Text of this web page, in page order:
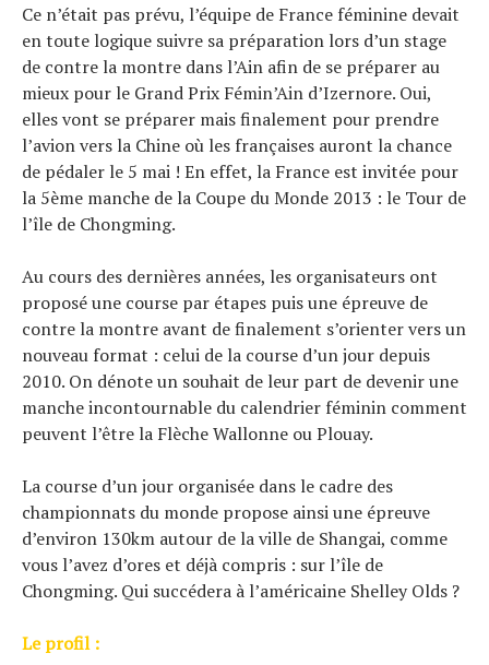
Ce n’était pas prévu, l’équipe de France féminine devait
en toute logique suivre sa préparation lors d’un stage
de contre la montre dans l’Ain afin de se préparer au
mieux pour le Grand Prix Fémin’Ain d’Izernore. Oui,
elles vont se préparer mais finalement pour prendre
l’avion vers la Chine où les françaises auront la chance
de pédaler le 5 mai ! En effet, la France est invitée pour
la 5ème manche de la Coupe du Monde 2013 : le Tour de
l’île de Chongming.
Au cours des dernières années, les organisateurs ont
proposé une course par étapes puis une épreuve de
contre la montre avant de finalement s’orienter vers un
nouveau format : celui de la course d’un jour depuis
2010. On dénote un souhait de leur part de devenir une
manche incontournable du calendrier féminin comment
peuvent l’être la Flèche Wallonne ou Plouay.
La course d’un jour organisée dans le cadre des
championnats du monde propose ainsi une épreuve
d’environ 130km autour de la ville de Shangai, comme
vous l’avez d’ores et déjà compris : sur l’île de
Chongming. Qui succédera à l’américaine Shelley Olds ?
Le profil :